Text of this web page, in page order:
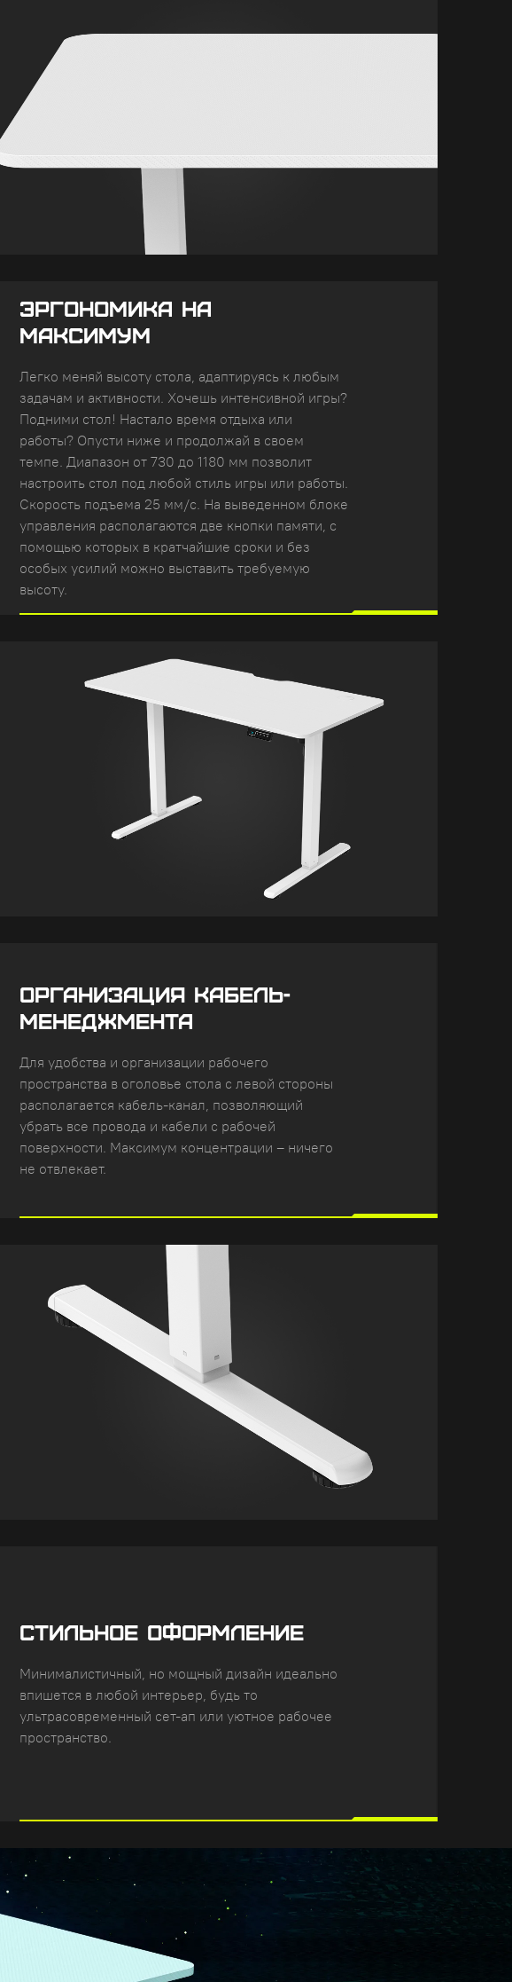
ЭРГОНОМИКА НА
МАКСИМУМ
Легко меняй высоту стола, адаптируясь к любым
задачам и активности. Хочешь интенсивной игры?
Подними стол! Настало время отдыха или
работы? Опусти ниже и продолжай в своем
темпе. Диапазон от 730 до 1180 мм позволит
настроить стол под любой стиль игры или работы.
Скорость подъема 25 мм/с. На выведенном блоке
управления располагаются две кнопки памяти, с
помощью которых в кратчайшие сроки и без
особых усилий можно выставить требуемую
высоту.
ОРГАНИЗАЦИЯ КАБЕЛЬ-
МЕНЕДЖМЕНТА
Для удобства и организации рабочего
пространства в оголовье стола с левой стороны
располагается кабель-канал, позволяющий
убрать все провода и кабели с рабочей
поверхности. Максимум концентрации – ничего
не отвлекает.
СТИЛЬНОЕ ОФОРМЛЕНИЕ
Минималистичный, но мощный дизайн идеально
впишется в любой интерьер, будь то
ультрасовременный сет-ап или уютное рабочее
пространство.